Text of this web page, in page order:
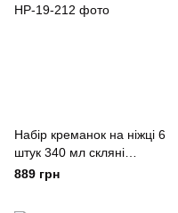
Набір креманок на ніжці 6
штук 340 мл скляні
Бурштиновий Yiwu Янтарный
889 грн